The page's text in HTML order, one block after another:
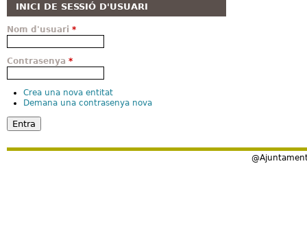
INICI DE SESSIÓ D'USUARI
Nom d'usuari *
Contrasenya *
Crea una nova entitat
Demana una contrasenya nova